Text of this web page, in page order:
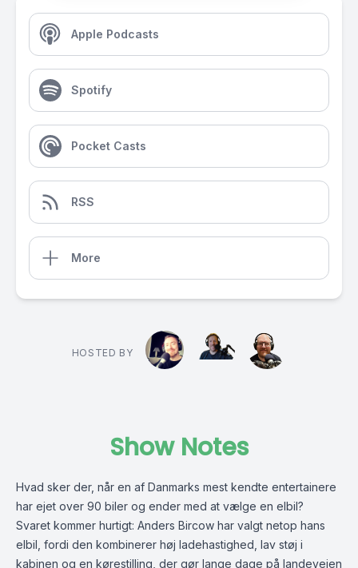
Apple Podcasts
Spotify
Pocket Casts
RSS
More
HOSTED BY
Show Notes
Hvad sker der, når en af Danmarks mest kendte entertainere
har ejet over 90 biler og ender med at vælge en elbil?
Svaret kommer hurtigt: Anders Bircow har valgt netop hans
elbil, fordi den kombinerer høj ladehastighed, lav støj i
kabinen og en kørestilling, der gør lange dage på landevejen